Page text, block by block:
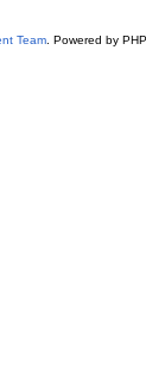
Team. Powered by